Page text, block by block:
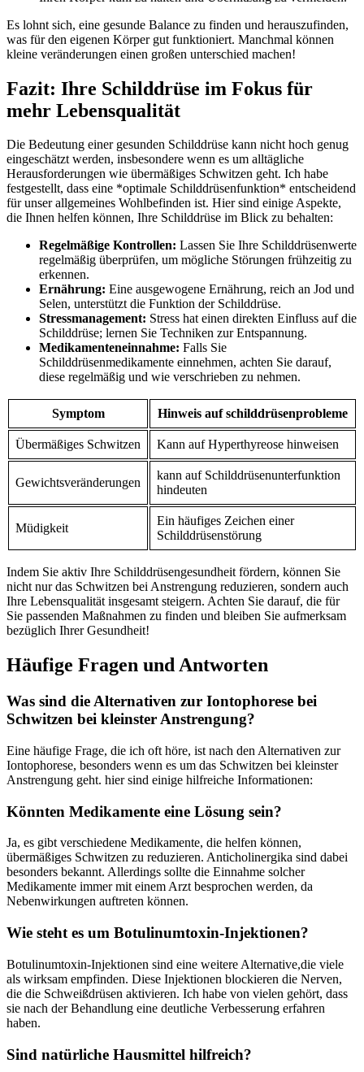
Es lohnt sich, eine gesunde⁤ Balance zu ​finden und herauszufinden,
⁤was ‌für den eigenen Körper gut ⁣funktioniert. ⁣Manchmal können
kleine veränderungen einen⁣ großen unterschied⁢ machen!
Fazit: ‌Ihre Schilddrüse im Fokus‌ für
mehr‍ Lebensqualität
Die Bedeutung einer gesunden Schilddrüse ‌kann nicht hoch genug
eingeschätzt werden, insbesondere ⁤wenn es⁣ um alltägliche
Herausforderungen‌ wie⁢ übermäßiges Schwitzen geht. Ich ​habe
festgestellt, dass eine *optimale Schilddrüsenfunktion* entscheidend
für unser allgemeines⁢ Wohlbefinden ist. Hier sind einige Aspekte,
die Ihnen helfen können, Ihre Schilddrüse im Blick zu behalten:
Regelmäßige Kontrollen: Lassen Sie Ihre Schilddrüsenwerte
regelmäßig überprüfen, um mögliche Störungen frühzeitig ⁢zu
erkennen.
Ernährung: Eine⁣ ausgewogene Ernährung, reich ⁢an Jod und
Selen, unterstützt die Funktion der Schilddrüse.
Stressmanagement: Stress⁤ hat einen direkten Einfluss auf die
Schilddrüse;‌ lernen Sie Techniken zur ⁤Entspannung.
Medikamenteneinnahme: Falls Sie
Schilddrüsenmedikamente einnehmen, achten Sie darauf,
diese regelmäßig und wie verschrieben ‍zu nehmen.
Symptom Hinweis auf schilddrüsenprobleme
Übermäßiges Schwitzen Kann auf Hyperthyreose hinweisen
Gewichtsveränderungen
kann auf Schilddrüsenunterfunktion
hindeuten
Müdigkeit
Ein ‌häufiges Zeichen einer
Schilddrüsenstörung
Indem Sie aktiv Ihre Schilddrüsengesundheit⁣ fördern, können Sie
nicht nur das Schwitzen bei Anstrengung ​reduzieren, sondern auch
Ihre‍ Lebensqualität insgesamt steigern. ​Achten⁢ Sie darauf, die ​für‍
Sie passenden ‌Maßnahmen zu ​finden und bleiben Sie‌ aufmerksam
bezüglich Ihrer Gesundheit!
Häufige Fragen und Antworten
Was sind die Alternativen zur Iontophorese bei
Schwitzen bei kleinster Anstrengung?
Eine häufige‌ Frage, die ich oft höre, ⁤ist nach den Alternativen zur⁣
Iontophorese, ⁤besonders⁤ wenn es um das Schwitzen bei kleinster
Anstrengung geht. hier⁤ sind einige hilfreiche⁢ Informationen:
Könnten​ Medikamente eine Lösung sein?
Ja, es gibt verschiedene ​Medikamente, die helfen können,
übermäßiges⁤ Schwitzen zu reduzieren. Anticholinergika sind dabei
besonders bekannt. Allerdings sollte die ‌Einnahme solcher
Medikamente immer mit einem Arzt ⁤besprochen werden, ‌da
Nebenwirkungen​ auftreten können.
Wie steht es um ⁤Botulinumtoxin-Injektionen?
Botulinumtoxin-Injektionen sind ⁤eine weitere Alternative,die‌ viele
‌als wirksam empfinden. Diese Injektionen blockieren⁣ die Nerven,
die die Schweißdrüsen aktivieren. Ich habe ⁣von‌ vielen⁣ gehört,‍ dass‍
sie nach⁢ der ‍Behandlung eine deutliche Verbesserung erfahren
haben.
Sind natürliche‍ Hausmittel hilfreich?